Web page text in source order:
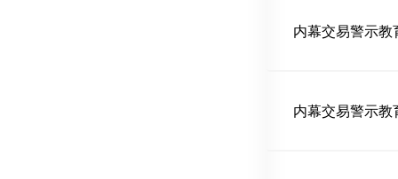
内幕交易警示教
内幕交易警示教